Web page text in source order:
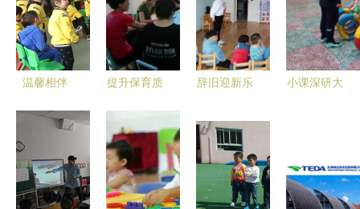
温馨相伴
——高碑店
市二幼中班
家长开放日
活动纪实
提升保育质
康成长——
三钢二幼携
手泰达二幼
开展保育员
辞旧迎新乐
童趣绘新年
——高丽营
二幼与泰达
二幼元旦活
小课深研大